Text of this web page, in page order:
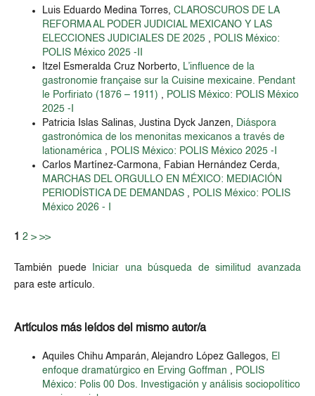
Luis Eduardo Medina Torres, CLAROSCUROS DE LA
REFORMA AL PODER JUDICIAL MEXICANO Y LAS
ELECCIONES JUDICIALES DE 2025 , POLIS México:
POLIS México 2025 -II
Itzel Esmeralda Cruz Norberto, L’influence de la
gastronomie française sur la Cuisine mexicaine. Pendant
le Porfiriato (1876 – 1911) , POLIS México: POLIS México
2025 -I
Patricia Islas Salinas, Justina Dyck Janzen, Diáspora
gastronómica de los menonitas mexicanos a través de
lationamérica , POLIS México: POLIS México 2025 -I
Carlos Martínez-Carmona, Fabian Hernández Cerda,
MARCHAS DEL ORGULLO EN MÉXICO: MEDIACIÓN
PERIODÍSTICA DE DEMANDAS , POLIS México: POLIS
México 2026 - I
1 2 > >>
También puede
Iniciar una búsqueda de similitud avanzada
para este artículo.
Artículos más leídos del mismo autor/a
Aquiles Chihu Amparán, Alejandro López Gallegos, El
enfoque dramatúrgico en Erving Goffman , POLIS
México: Polis 00 Dos. Investigación y análisis sociopolítico